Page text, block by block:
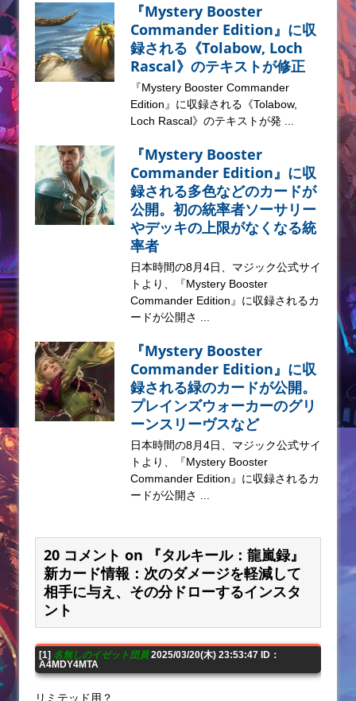
『Mystery Booster
Commander Edition』に収
録される《Tolabow, Loch
Rascal》のテキストが修正
『Mystery Booster Commander
Edition』に収録される《Tolabow,
Loch Rascal》のテキストが発 ...
『Mystery Booster
Commander Edition』に収
録される多色などのカードが
公開。初の統率者ソーサリー
やデッキの上限がなくなる統
率者
日本時間の8月4日、マジック公式サイ
トより、『Mystery Booster
Commander Edition』に収録されるカ
ードが公開さ ...
『Mystery Booster
Commander Edition』に収
録される緑のカードが公開。
プレインズウォーカーのグリ
ーンスリーヴスなど
日本時間の8月4日、マジック公式サイ
トより、『Mystery Booster
Commander Edition』に収録されるカ
ードが公開さ ...
20 コメント on 『タルキール：龍嵐録』
新カード情報：次のダメージを軽減して
相手に与え、その分ドローするインスタ
ント
[1] 名無しのイゼット団員2025/03/20(木) 23:53:47 ID：
A4MDY4MTA
リミテッド用？